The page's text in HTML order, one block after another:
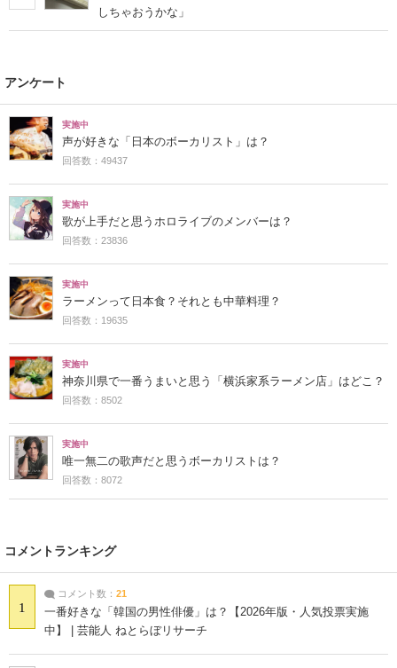
しちゃおうかな」
アンケート
実施中
声が好きな「日本のボーカリスト」は？
回答数：49437
実施中
歌が上手だと思うホロライブのメンバーは？
回答数：23836
実施中
ラーメンって日本食？それとも中華料理？
回答数：19635
実施中
神奈川県で一番うまいと思う「横浜家系ラーメン店」はどこ？
回答数：8502
実施中
唯一無二の歌声だと思うボーカリストは？
回答数：8072
コメントランキング
1
コメント数： 21
一番好きな「韓国の男性俳優」は？【2026年版・人気投票実施
中】 | 芸能人 ねとらぼリサーチ